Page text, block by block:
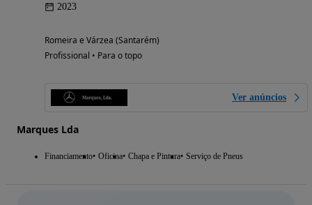
2023
Romeira e Várzea (Santarém)
Profissional • Para o topo
Ver anúncios
Marques Lda
Financiamento Oficina Chapa e Pintura Serviço de Pneus